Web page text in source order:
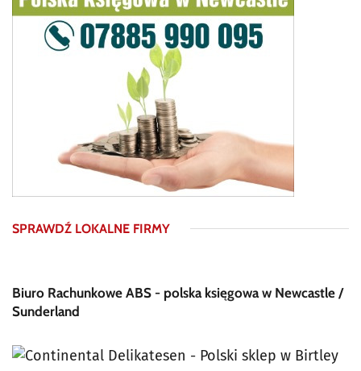
SPRAWDŹ LOKALNE FIRMY
Biuro Rachunkowe ABS - polska księgowa w Newcastle /
Sunderland